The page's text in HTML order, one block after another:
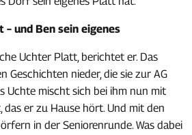
und Ben sein eigenes
Uchter Platt, berichtet er. Das
Geschichten nieder, die sie zur AG
Uchte mischt sich bei ihm nun mit
er zu Hause hört. Und mit den
in der Seniorenrunde. Was dabei